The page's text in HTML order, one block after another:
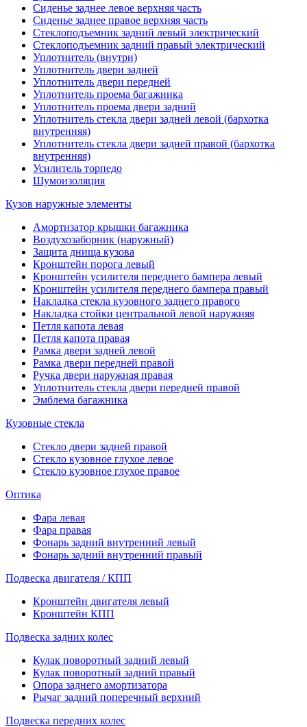
Сиденье заднее левое верхняя часть
Сиденье заднее правое верхняя часть
Стеклоподъемник задний левый электрический
Стеклоподъемник задний правый электрический
Уплотнитель (внутри)
Уплотнитель двери задней
Уплотнитель двери передней
Уплотнитель проема багажника
Уплотнитель проема двери задний
Уплотнитель стекла двери задней левой (бархотка
внутренняя)
Уплотнитель стекла двери задней правой (бархотка
внутренняя)
Усилитель торпедо
Шумоизоляция
Кузов наружные элементы
Амортизатор крышки багажника
Воздухозаборник (наружный)
Защита днища кузова
Кронштейн порога левый
Кронштейн усилителя переднего бампера левый
Кронштейн усилителя переднего бампера правый
Накладка стекла кузовного заднего правого
Накладка стойки центральной левой наружняя
Петля капота левая
Петля капота правая
Рамка двери задней левой
Рамка двери передней правой
Ручка двери наружная правая
Уплотнитель стекла двери передней правой
Эмблема багажника
Кузовные стекла
Стекло двери задней правой
Стекло кузовное глухое левое
Стекло кузовное глухое правое
Оптика
Фара левая
Фара правая
Фонарь задний внутренний левый
Фонарь задний внутренний правый
Подвеска двигателя / КПП
Кронштейн двигателя левый
Кронштейн КПП
Подвеска задних колес
Кулак поворотный задний левый
Кулак поворотный задний правый
Опора заднего амортизатора
Рычаг задний поперечный верхний
Подвеска передних колес